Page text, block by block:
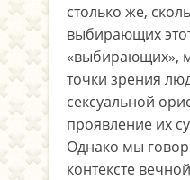
столько же,
выбирающих
«выбирающих»,
точки зрения
сексуальной
проявление их
Однако мы
контексте